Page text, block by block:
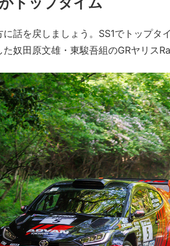
話を戻しましょう。SS1でトップタ
奴田原文雄・東駿吾組のGRヤリス